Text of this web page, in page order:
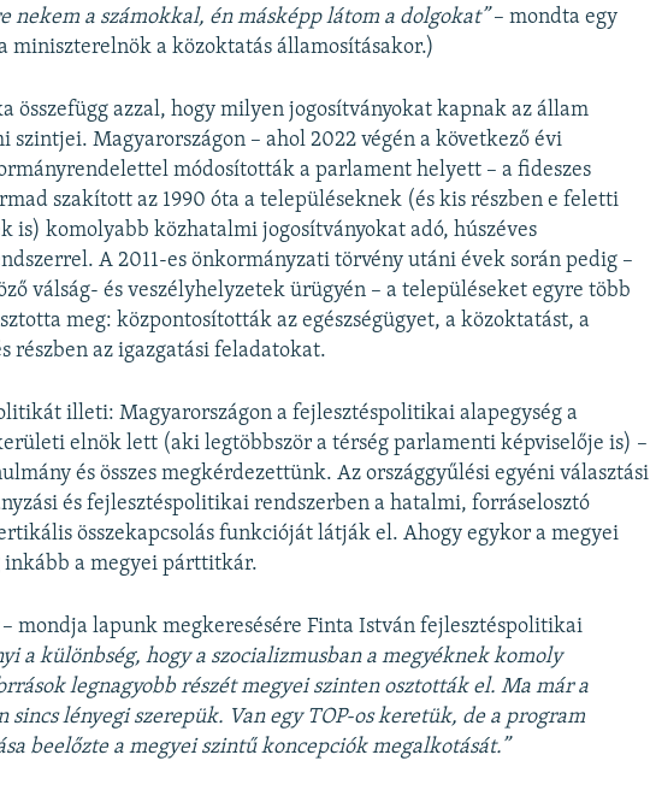
nekem a számokkal, én másképp látom a dolgokat”– mondta egy
miniszterelnök a közoktatás államosításakor.)
összefügg azzal, hogy milyen jogosítványokat kapnak az állam
szintjei. Magyarországon – ahol 2022 végén a következő évi
módosították a parlament helyett – a fideszes
szakított az 1990 óta a településeknek (és kis részben e feletti
is) komolyabb közhatalmi jogosítványokat adó, húszéves
A 2011-es önkormányzati törvény utáni évek során pedig –
válság- és veszélyhelyzetek ürügyén – a településeket egyre több
meg: központosították az egészségügyet, a közoktatást, a
részben az igazgatási feladatokat.
illeti: Magyarországon a fejlesztéspolitikai alapegység a
elnök lett (aki legtöbbször a térség parlamenti képviselője is) –
és összes megkérdezettünk. Az országgyűlési egyéni választási
és fejlesztéspolitikai rendszerben a hatalmi, forráselosztó
összekapcsolás funkcióját látják el. Ahogy egykor a megyei
inkább a megyei párttitkár.
mondja lapunk megkeresésére Finta István fejlesztéspolitikai
a különbség, hogy a szocializmusban a megyéknek komoly
legnagyobb részét megyei szinten osztották el. Ma már a
sincs lényegi szerepük. Van egy TOP-os keretük, de a program
beelőzte a megyei szintű koncepciók megalkotását.”